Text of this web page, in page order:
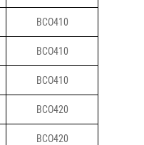
BCO410
BCO410
BCO410
BCO420
BCO420